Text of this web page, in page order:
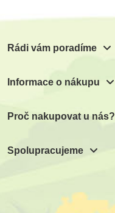
Rádi vám poradíme
Informace o nákupu
Proč nakupovat u nás?
Spolupracujeme